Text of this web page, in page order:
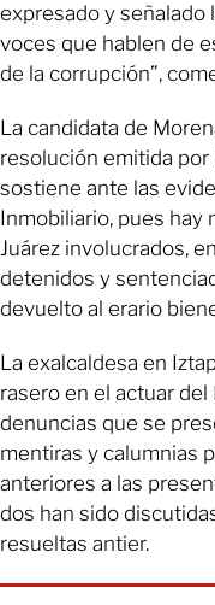
expresado y señalado
voces que hablen de
de la corrupción”,
La candidata de
resolución emitida
sostiene ante las
Inmobiliario, pues
Juárez involucrados,
detenidos y
devuelto al erario
La exalcaldesa en
rasero en el actuar
denuncias que se
mentiras y calumnias
anteriores a las
dos han sido
resueltas antier.